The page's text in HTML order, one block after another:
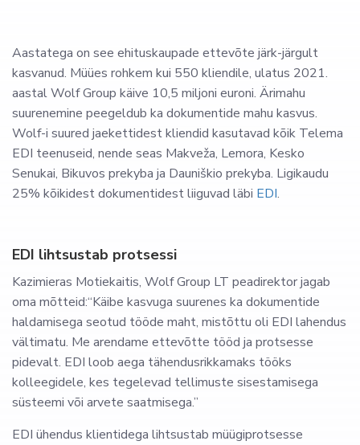
Aastatega on see ehituskaupade ettevõte järk-järgult
kasvanud. Müües rohkem kui 550 kliendile, ulatus 2021.
aastal Wolf Group käive 10,5 miljoni euroni. Ärimahu
suurenemine peegeldub ka dokumentide mahu kasvus.
Wolf-i suured jaekettidest kliendid kasutavad kõik Telema
EDI teenuseid, nende seas Makveža, Lemora, Kesko
Senukai, Bikuvos prekyba ja Dauniškio prekyba. Ligikaudu
25% kõikidest dokumentidest liiguvad läbi EDI.
EDI lihtsustab protsessi
Kazimieras Motiekaitis, Wolf Group LT peadirektor jagab
oma mõtteid:“Käibe kasvuga suurenes ka dokumentide
haldamisega seotud tööde maht, mistõttu oli EDI lahendus
vältimatu. Me arendame ettevõtte tööd ja protsesse
pidevalt. EDI loob aega tähendusrikkamaks tööks
kolleegidele, kes tegelevad tellimuste sisestamisega
süsteemi või arvete saatmisega.”
EDI ühendus klientidega lihtsustab müügiprotsesse